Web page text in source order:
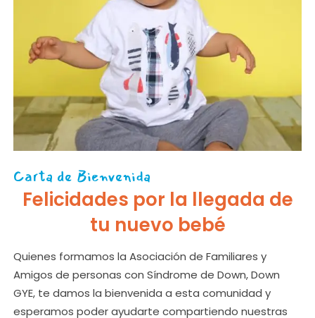
Carta de Bienvenida
Felicidades por la llegada de
tu nuevo bebé
Quienes formamos la Asociación de Familiares y
Amigos de personas con Síndrome de Down, Down
GYE, te damos la bienvenida a esta comunidad y
esperamos poder ayudarte compartiendo nuestras